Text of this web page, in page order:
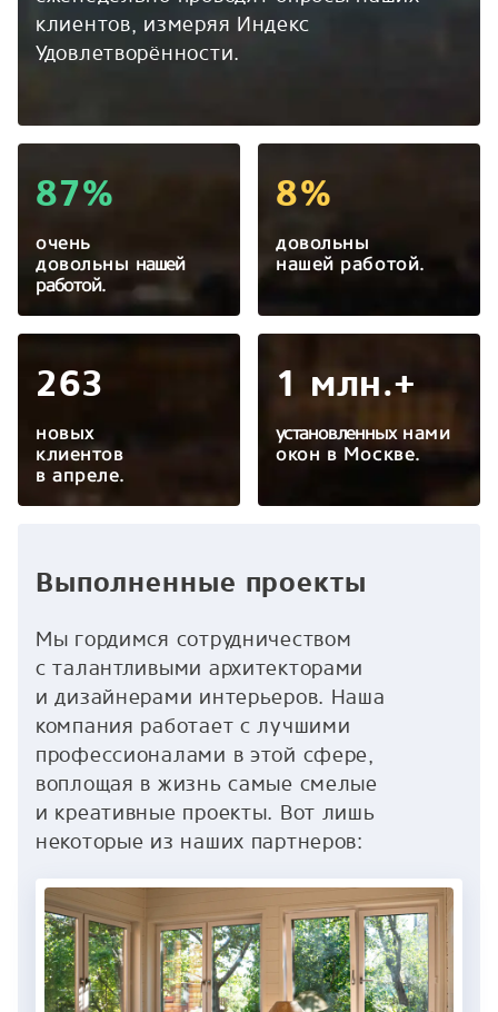
клиентов, измеряя Индекс
Удовлетворённости.
1 млн.+
установленныхнами
окон в Москве.
263
новых
клиентов
в апреле.
87%
очень
довольны нашей
работой.
8%
довольны
нашей работой.
Выполненные проекты
Мы гордимся сотрудничеством
с талантливыми архитекторами
и дизайнерами интерьеров. Наша
компания работает с лучшими
профессионалами в этой сфере,
воплощая в жизнь самые смелые
и креативные проекты. Вот лишь
некоторые из наших партнеров: